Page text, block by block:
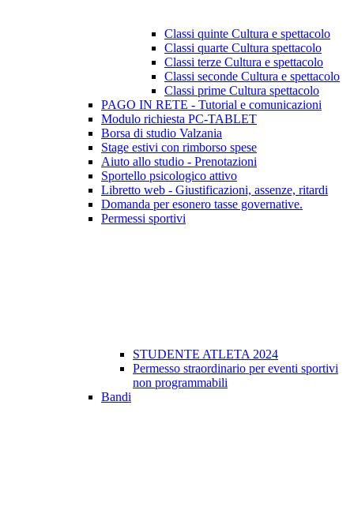
Classi quinte Cultura e spettacolo
Classi quarte Cultura spettacolo
Classi terze Cultura e spettacolo
Classi seconde Cultura e spettacolo
Classi prime Cultura spettacolo
PAGO IN RETE - Tutorial e comunicazioni
Modulo richiesta PC-TABLET
Borsa di studio Valzania
Stage estivi con rimborso spese
Aiuto allo studio - Prenotazioni
Sportello psicologico attivo
Libretto web - Giustificazioni, assenze, ritardi
Domanda per esonero tasse governative.
Permessi sportivi
STUDENTE ATLETA 2024
Permesso straordinario per eventi sportivi
non programmabili
Bandi